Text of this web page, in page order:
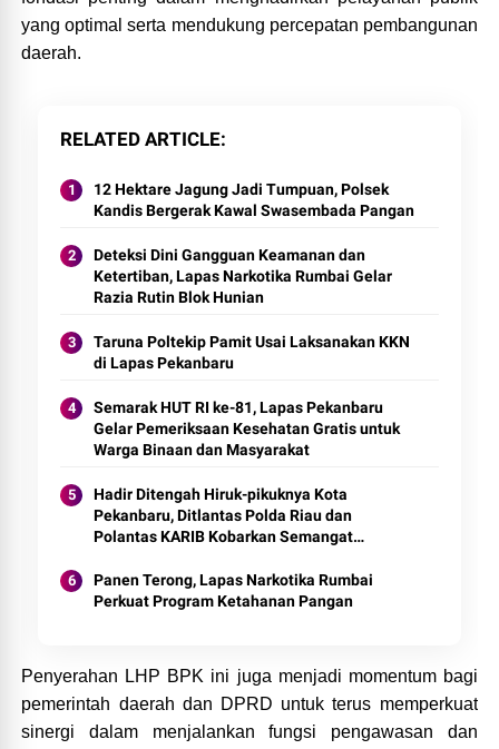
yang optimal serta mendukung percepatan pembangunan
daerah.
RELATED ARTICLE
12 Hektare Jagung Jadi Tumpuan, Polsek
Kandis Bergerak Kawal Swasembada Pangan
Deteksi Dini Gangguan Keamanan dan
Ketertiban, Lapas Narkotika Rumbai Gelar
Razia Rutin Blok Hunian
Taruna Poltekip Pamit Usai Laksanakan KKN
di Lapas Pekanbaru
Semarak HUT RI ke-81, Lapas Pekanbaru
Gelar Pemeriksaan Kesehatan Gratis untuk
Warga Binaan dan Masyarakat
Hadir Ditengah Hiruk-pikuknya Kota
Pekanbaru, Ditlantas Polda Riau dan
Polantas KARIB Kobarkan Semangat
Policing Jelang HUT RI Ke-81 Tahun
Panen Terong, Lapas Narkotika Rumbai
Perkuat Program Ketahanan Pangan
Penyerahan LHP BPK ini juga menjadi momentum bagi
pemerintah daerah dan DPRD untuk terus memperkuat
sinergi dalam menjalankan fungsi pengawasan dan